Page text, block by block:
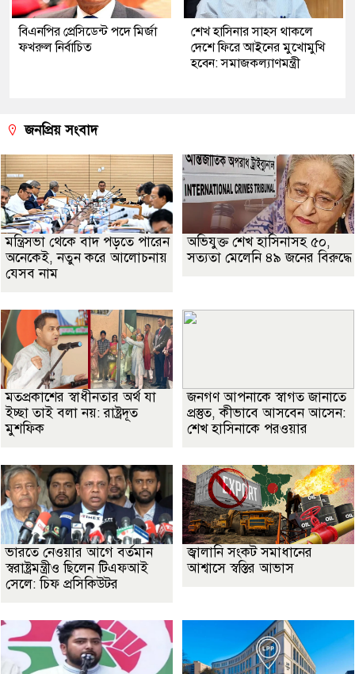
বিএনপির প্রেসিডেন্ট পদে মির্জা
ফখরুল নির্বাচিত
শেখ হাসিনার সাহস থাকলে
দেশে ফিরে আইনের মুখোমুখি
হবেন: সমাজকল্যাণমন্ত্রী
জনপ্রিয় সংবাদ
মন্ত্রিসভা থেকে বাদ পড়তে পারেন
অনেকেই, নতুন করে আলোচনায়
যেসব নাম
অভিযুক্ত শেখ হাসিনাসহ ৫০,
সত্যতা মেলেনি ৪৯ জনের বিরুদ্ধে
মতপ্রকাশের স্বাধীনতার অর্থ যা
ইচ্ছা তাই বলা নয়: রাষ্ট্রদূত
মুশফিক
জনগণ আপনাকে স্বাগত জানাতে
প্রস্তুত, কীভাবে আসবেন আসেন:
শেখ হাসিনাকে পরওয়ার
ভারতে নেওয়ার আগে বর্তমান
স্বরাষ্ট্রমন্ত্রীও ছিলেন টিএফআই
সেলে: চিফ প্রসিকিউটর
জ্বালানি সংকট সমাধানের
আশ্বাসে স্বস্তির আভাস